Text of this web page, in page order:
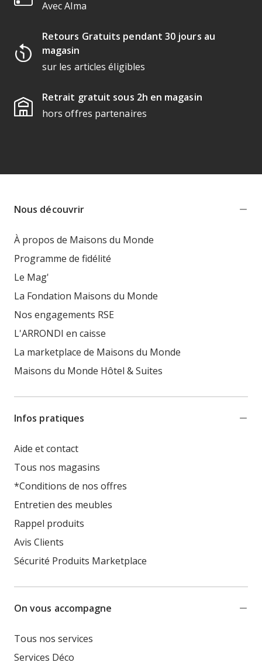
Avec Alma
Retours Gratuits pendant 30 jours au
magasin
sur les articles éligibles
Retrait gratuit sous 2h en magasin
hors offres partenaires
Nous découvrir
À propos de Maisons du Monde
Programme de fidélité
Le Mag'
La Fondation Maisons du Monde
Nos engagements RSE
L'ARRONDI en caisse
La marketplace de Maisons du Monde
Maisons du Monde Hôtel & Suites
Infos pratiques
Aide et contact
Tous nos magasins
*Conditions de nos offres
Entretien des meubles
Rappel produits
Avis Clients
Sécurité Produits Marketplace
On vous accompagne
Tous nos services
Services Déco